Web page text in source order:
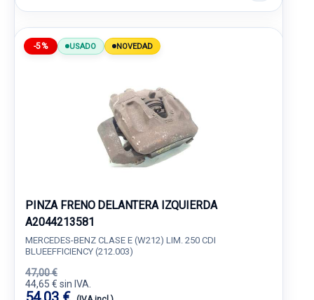
-5% USADO NOVEDAD
PINZA FRENO DELANTERA IZQUIERDA
A2044213581
MERCEDES-BENZ CLASE E (W212) LIM. 250 CDI
BLUEEFFICIENCY (212.003)
47,00 €
44,65 € sin IVA.